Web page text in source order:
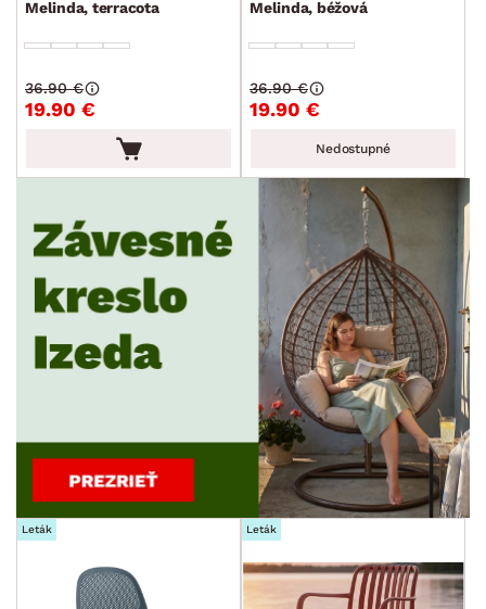
Melinda, terracota
19.90 €
36.90 €
Melinda, béžová
19.90 €
36.90 €
Nedostupné
Leták Leták